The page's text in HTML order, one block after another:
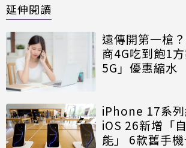
延伸閱讀
遠傳開第一槍
商4G吃到飽1
5G」優惠縮水
iPhone 17系列
iOS 26新增「
能」 6款舊手